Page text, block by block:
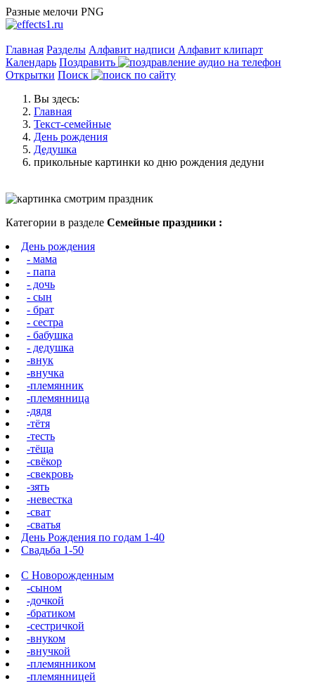
Разные мелочи PNG
Главная Разделы Алфавит надписи Алфавит клипарт
Календарь Поздравить
Открытки Поиск
Вы здесь:
Главная
Текст-семейные
День рождения
Дедушка
прикольные картинки ко дню рождения дедуни
Категории в разделе Семейные праздники :
День рождения
- мама
- папа
- дочь
- сын
- брат
- сестра
- бабушка
- дедушка
-внук
-внучка
-племянник
-племянница
-дядя
-тётя
-тесть
-тёща
-свёкор
-свекровь
-зять
-невестка
-сват
-сватья
День Рождения по годам 1-40
Свадьба 1-50
С Новорожденным
-сыном
-дочкой
-братиком
-сестричкой
-внуком
-внучкой
-племянником
-племянницей